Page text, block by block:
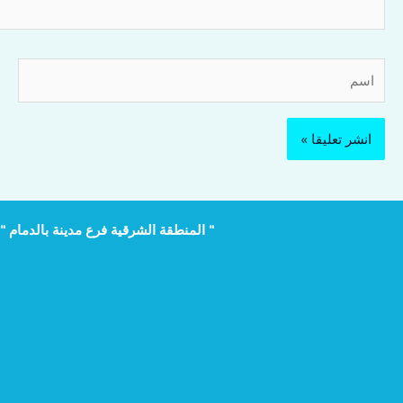
" المنطقة الشرقية فرع مدينة بالدمام "